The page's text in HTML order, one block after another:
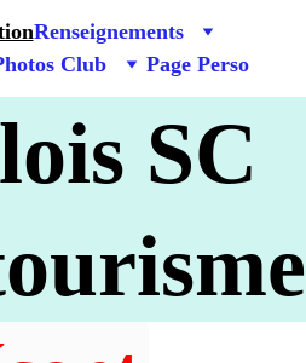
Renseignements
Club Page Perso
SC